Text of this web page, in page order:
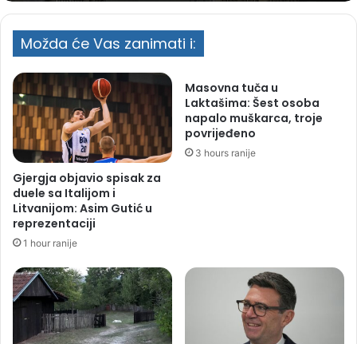
Možda će Vas zanimati i:
Gjergja objavio spisak za
duele sa Italijom i
Litvanijom: Asim Gutić u
reprezentaciji
1 hour ranije
Masovna tuča u
Laktašima: Šest osoba
napalo muškarca, troje
povrijeđeno
3 hours ranije